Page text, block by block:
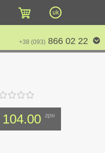
uk
+38 (093) 866 02 22
104.00 грн